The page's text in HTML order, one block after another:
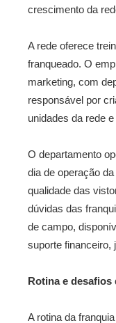
crescimento da
A rede oferece
franqueado. O
marketing, com
responsável por
unidades da rede
O departamento
dia de operação
qualidade das
dúvidas das
de campo,
suporte financeiro,
Rotina e desafios
A rotina da